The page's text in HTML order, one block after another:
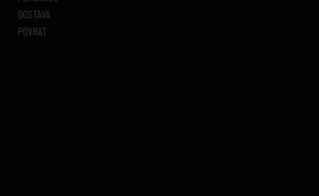
DOSTAVA
POVRAT